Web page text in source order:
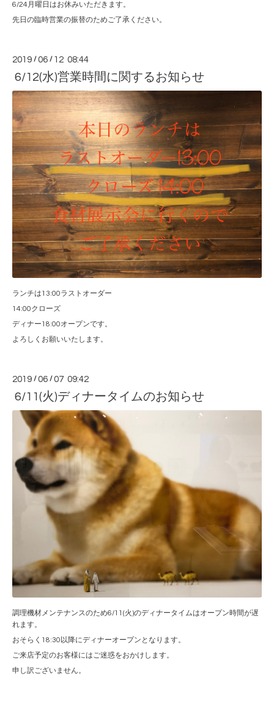
6/24月曜日はお休みいただきます。
先日の臨時営業の振替のためご了承ください。
2019 /06 / 12 08:44
6/12(水)営業時間に関するお知らせ
ランチは13:00ラストオーダー
14:00クローズ
ディナー18:00オープンです。
よろしくお願いいたします。
2019 /06 /07 09:42
6/11(火)ディナータイムのお知らせ
調理機材メンテナンスのため6/11(火)のディナータイムはオープン時間が遅
れます。
おそらく18:30以降にディナーオープンとなります。
ご来店予定のお客様にはご迷惑をおかけします。
申し訳ございません。